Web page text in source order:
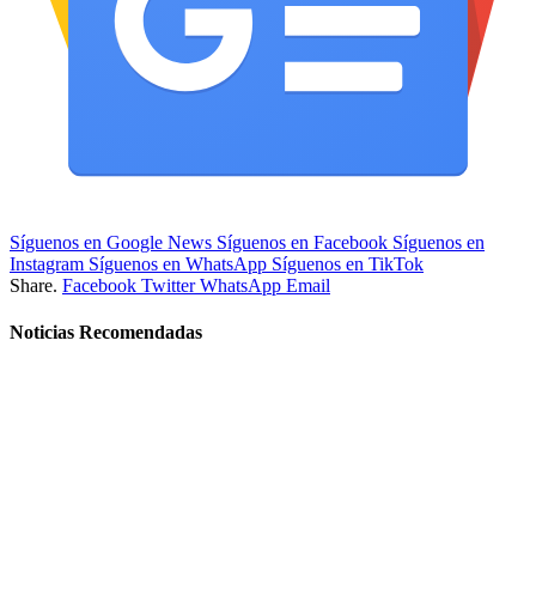
Síguenos en Google News Síguenos en Facebook Síguenos en
Instagram Síguenos en WhatsApp Síguenos en TikTok
Share. Facebook Twitter WhatsApp Email
Noticias Recomendadas